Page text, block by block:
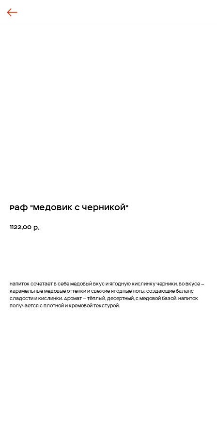
Раф "Медовик с черникой"
1122,00 р.
Напиток сочетает в себе медовый вкус и ягодную кислинку черники. Во вкусе —
карамельные медовые оттенки и свежие ягодные ноты, создающие баланс
сладости и кислинки. Аромат — тёплый, десертный, с медовой базой. Напиток
получается с плотной и кремовой текстурой.